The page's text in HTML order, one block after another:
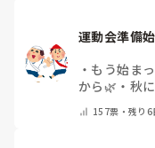
運動会準備
・ もう始ま
から🌿 ・ 秋
157票・残り6